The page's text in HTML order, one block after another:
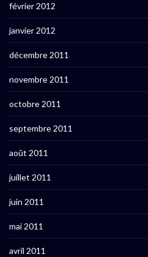
février 2012
janvier 2012
décembre 2011
novembre 2011
octobre 2011
septembre 2011
août 2011
juillet 2011
juin 2011
mai 2011
avril 2011